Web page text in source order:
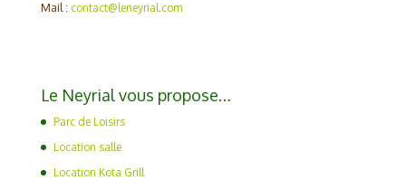
Mail : contact@leneyrial.com
Le Neyrial vous propose…
Parc de Loisirs
Location salle
Location Kota Grill